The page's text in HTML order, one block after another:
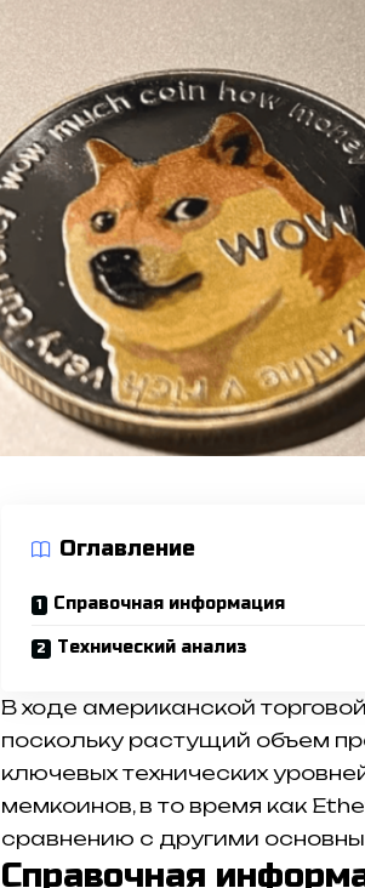
Оглавление
Справочная информация
Технический анализ
В ходе американской
поскольку растущий объем
ключевых технических
мемкоинов, в то время как
сравнению с другими
Справочная